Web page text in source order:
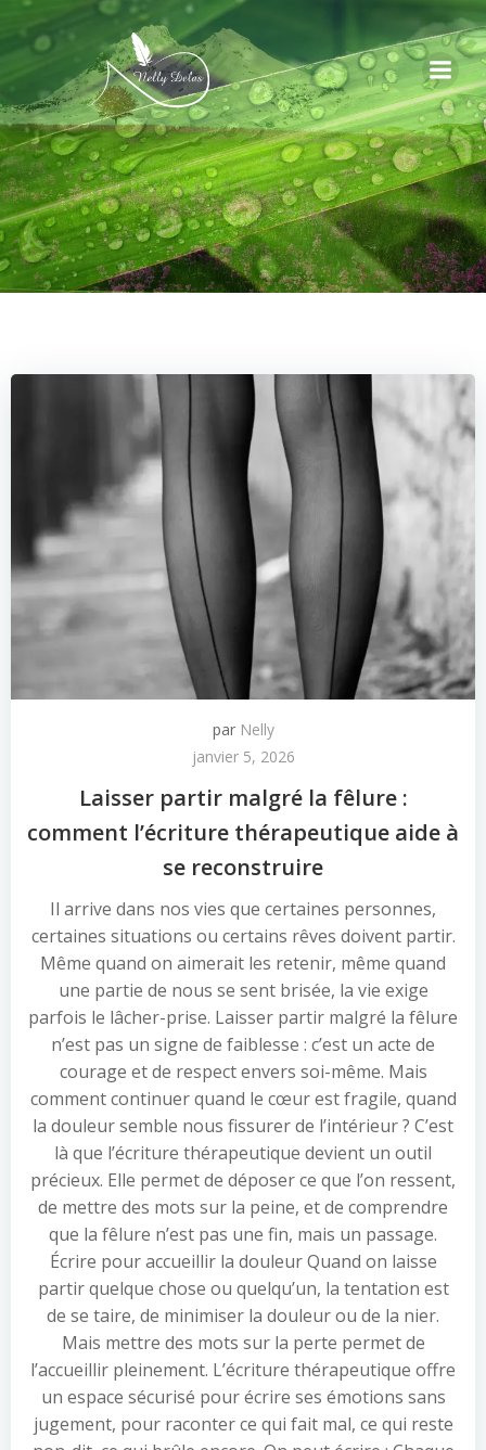
par Nelly
janvier 5, 2026
Laisser partir malgré la fêlure :
comment l’écriture thérapeutique aide à
se reconstruire
Il arrive dans nos vies que certaines personnes,
certaines situations ou certains rêves doivent partir.
Même quand on aimerait les retenir, même quand
une partie de nous se sent brisée, la vie exige
parfois le lâcher-prise. Laisser partir malgré la fêlure
n’est pas un signe de faiblesse : c’est un acte de
courage et de respect envers soi-même. Mais
comment continuer quand le cœur est fragile, quand
la douleur semble nous fissurer de l’intérieur ? C’est
là que l’écriture thérapeutique devient un outil
précieux. Elle permet de déposer ce que l’on ressent,
de mettre des mots sur la peine, et de comprendre
que la fêlure n’est pas une fin, mais un passage.
Écrire pour accueillir la douleur Quand on laisse
partir quelque chose ou quelqu’un, la tentation est
de se taire, de minimiser la douleur ou de la nier.
Mais mettre des mots sur la perte permet de
l’accueillir pleinement. L’écriture thérapeutique offre
un espace sécurisé pour écrire ses émotions sans
jugement, pour raconter ce qui fait mal, ce qui reste